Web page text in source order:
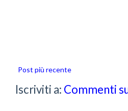
Post più recente
Iscriviti a: Commenti